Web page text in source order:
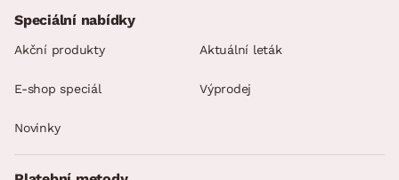
Speciální nabídky
Akční produkty Aktuální leták
E-shop speciál Výprodej
Novinky